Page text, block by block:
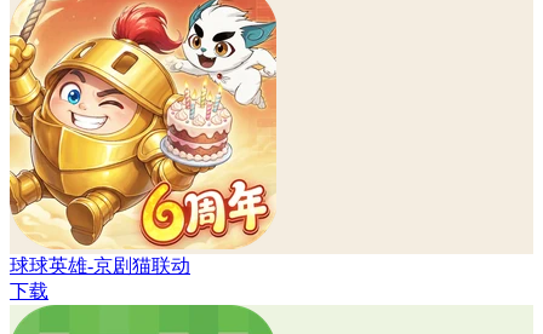
球球英雄-京剧猫联动
下载